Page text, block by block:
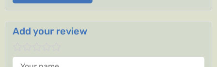
Add your review
Your name